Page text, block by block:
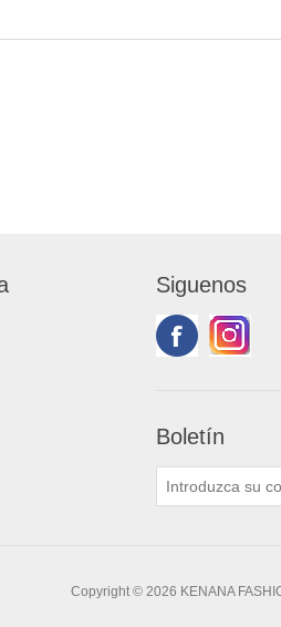
Siguenos
Boletín
Copyright © 2026 KENANA